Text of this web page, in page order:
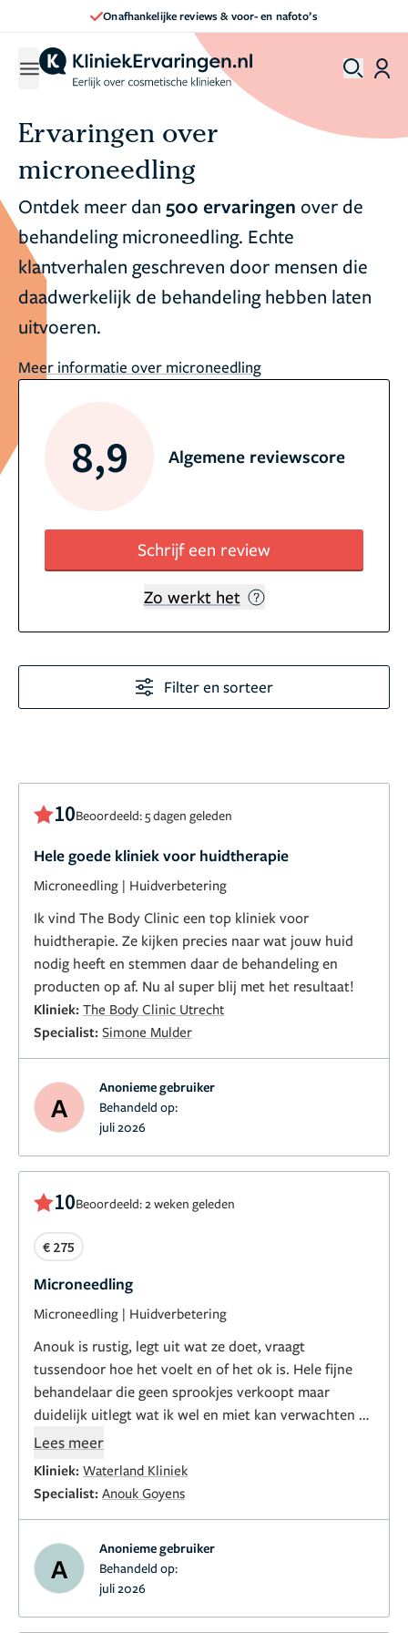
Onafhankelijke reviews & voor- en nafoto’s
Ervaringen over
microneedling
Ontdek meer dan 500 ervaringen over de
behandeling microneedling. Echte
klantverhalen geschreven door mensen die
daadwerkelijk de behandeling hebben laten
uitvoeren.
Meer informatie over microneedling
8,9 Algemene reviewscore
Schrijf een review
Zo werkt het
Filter en sorteer
10Beoordeeld: 5 dagen geleden
Hele goede kliniek voor huidtherapie
Microneedling | Huidverbetering
Ik vind The Body Clinic een top kliniek voor
huidtherapie. Ze kijken precies naar wat jouw huid
nodig heeft en stemmen daar de behandeling en
producten op af. Nu al super blij met het resultaat!
Kliniek: The Body Clinic Utrecht
Specialist: Simone Mulder
A
Anonieme gebruiker
Behandeld op:
juli 2026
10Beoordeeld: 2 weken geleden
€ 275
Microneedling
Microneedling | Huidverbetering
Anouk is rustig, legt uit wat ze doet, vraagt
tussendoor hoe het voelt en of het ok is. Hele fijne
behandelaar die geen sprookjes verkoopt maar
duidelijk uitlegt wat ik wel en miet kan verwachten en
waar ik 100% vertrouwen in heb
Lees meer
Kliniek: Waterland Kliniek
Specialist: Anouk Goyens
A
Anonieme gebruiker
Behandeld op:
juli 2026